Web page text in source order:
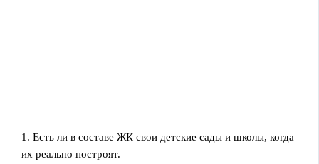
1. Есть ли в составе ЖК свои детские сады и школы, когда
их реально построят.